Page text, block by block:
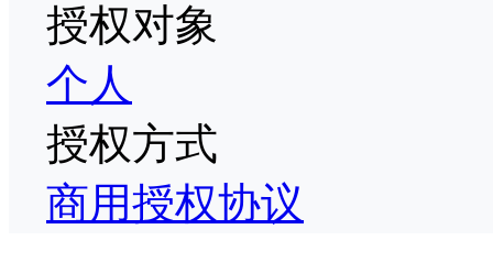
授权对象
个人
授权方式
商用授权协议